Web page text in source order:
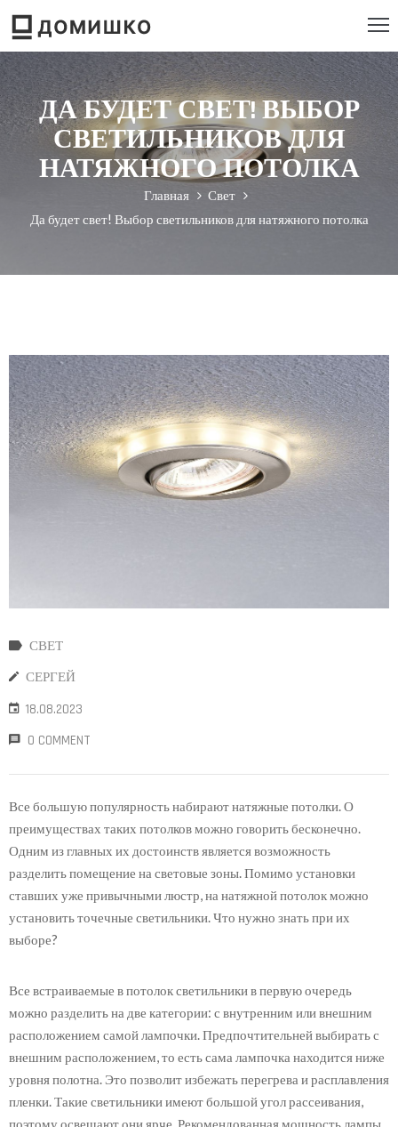
ДА БУДЕТ СВЕТ! ВЫБОР
СВЕТИЛЬНИКОВ ДЛЯ
НАТЯЖНОГО ПОТОЛКА
Главная
Свет
Да будет свет! Выбор светильников для натяжного потолка
СВЕТ
СЕРГЕЙ
18.08.2023
0 COMMENT
Все большую популярность набирают натяжные потолки. О
преимуществах таких потолков можно говорить бесконечно.
Одним из главных их достоинств является возможность
разделить помещение на световые зоны. Помимо установки
ставших уже привычными люстр, на натяжной потолок можно
установить точечные светильники. Что нужно знать при их
выборе?
Все встраиваемые в потолок светильники в первую очередь
можно разделить на две категории: с внутренним или внешним
расположением самой лампочки. Предпочтительней выбирать с
внешним расположением, то есть сама лампочка находится ниже
уровня полотна. Это позволит избежать перегрева и расплавления
пленки. Такие светильники имеют большой угол рассеивания,
поэтому освещают они ярче. Рекомендованная мощность лампы